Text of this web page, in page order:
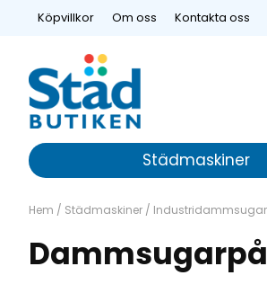
Köpvillkor Om oss Kontakta oss
Städmaskiner
Hem / Städmaskiner /